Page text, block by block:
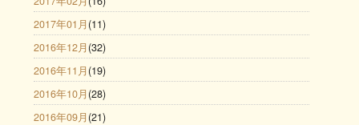
2017年01月 (11)
2016年12月 (32)
2016年11月 (19)
2016年10月 (28)
2016年09月 (21)